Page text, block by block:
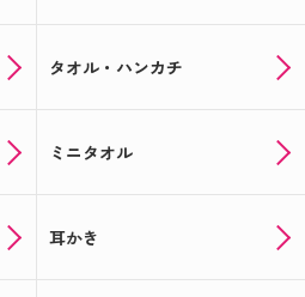
タオル・ハンカチ
ミニタオル
耳かき